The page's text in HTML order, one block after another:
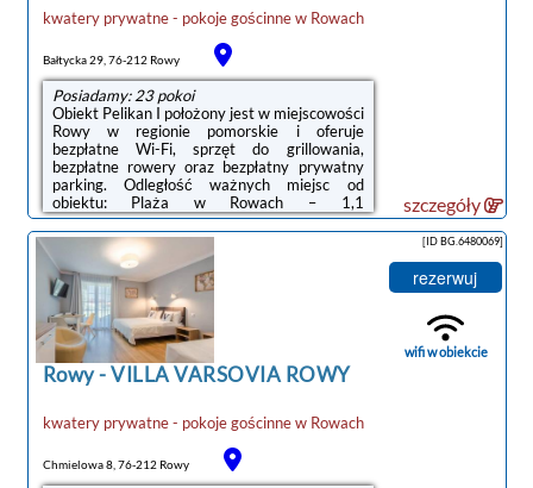
kwatery prywatne - pokoje gościnnew Rowach
Bałtycka 29, 76-212 Rowy
Posiadamy: 23 pokoi
Obiekt Pelikan I położony jest w miejscowości
Rowy w regionie pomorskie i oferuje
bezpłatne Wi-Fi, sprzęt do grillowania,
bezpłatne rowery oraz bezpłatny prywatny
parking. Odległość ważnych miejsc od
obiektu: Plaża w Rowach – 1,1
km.Wyposażenie obejmuje również lodówkę i
czajnik.Podczas pobytu Goście mogą
odprężyć się w ogrodzie.Odległość ważnych
miejsc od obiektu: Słowiński Park Narodowy –
33 km, Promenada w Ustce – 22 km.
Lotnisko Lotnisko Gdańsk-Rębiechowo
znajduje się 133 km od obiektu.Doba
hotelowa od godziny 14:00 do 10:00.W
obiekcie obowiązuje zakaz ...
szczegóły
Rowy-VILLA VARSOVIA ROWY
kwatery prywatne - pokoje gościnnew Rowach
Chmielowa 8, 76-212 Rowy
[ID BG.6480069]
rezerwuj
wifi w obiekcie